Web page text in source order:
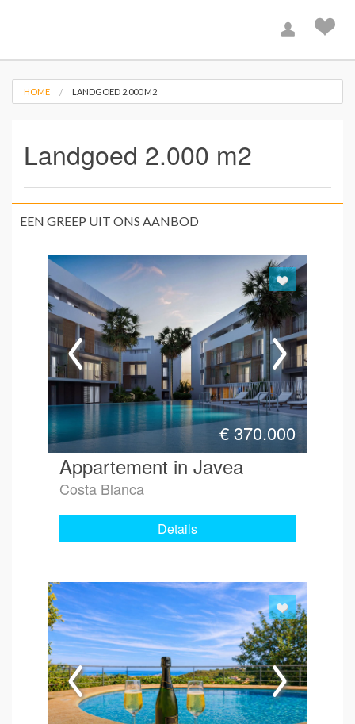
HOME LANDGOED 2.000 M2
Landgoed 2.000 m2
EEN GREEP UIT ONS AANBOD
€370.000
Appartement in Javea
Costa Blanca
Details